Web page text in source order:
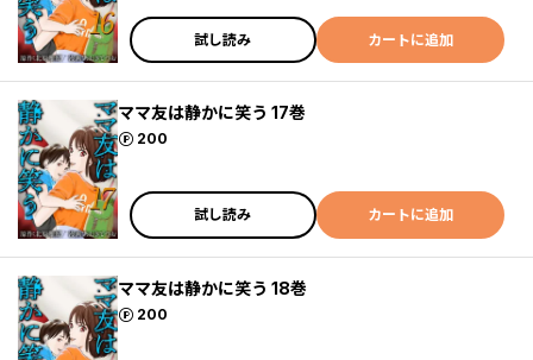
試し読み カートに追加
ママ友は静かに笑う 17巻
200
ポイント
試し読み カートに追加
ママ友は静かに笑う 18巻
200
ポイント